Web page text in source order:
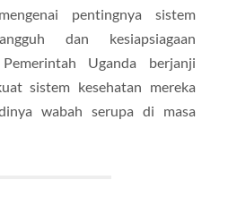
pentingnya sistem
dan kesiapsiagaan
Uganda berjanji
sistem kesehatan mereka
wabah serupa di masa